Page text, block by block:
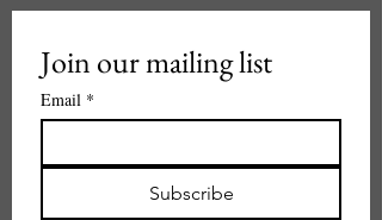
Join our mailing list
Email *
Subscribe